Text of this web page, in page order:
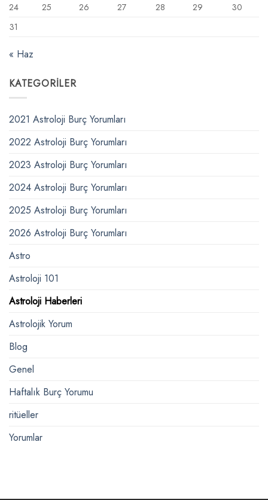
24
25 26 27 28 29
30
31
« Haz
KATEGORILER
2021 Astroloji Burç Yorumları
2022 Astroloji Burç Yorumları
2023 Astroloji Burç Yorumları
2024 Astroloji Burç Yorumları
2025 Astroloji Burç Yorumları
2026 Astroloji Burç Yorumları
Astro
Astroloji 101
Astroloji Haberleri
Astrolojik Yorum
Blog
Genel
Haftalık Burç Yorumu
ritüeller
Yorumlar